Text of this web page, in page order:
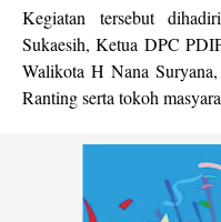
Kegiatan tersebut
Sukaesih, Ketua DPC
Walikota H Nana
Ranting serta tokoh